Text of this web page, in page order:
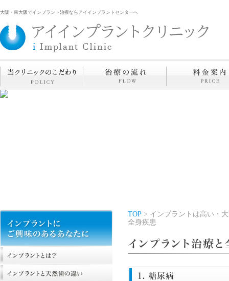
大阪・東大阪でインプラント治療ならアイインプラントセンターへ
TOP > インプラントは高い・
全身疾患